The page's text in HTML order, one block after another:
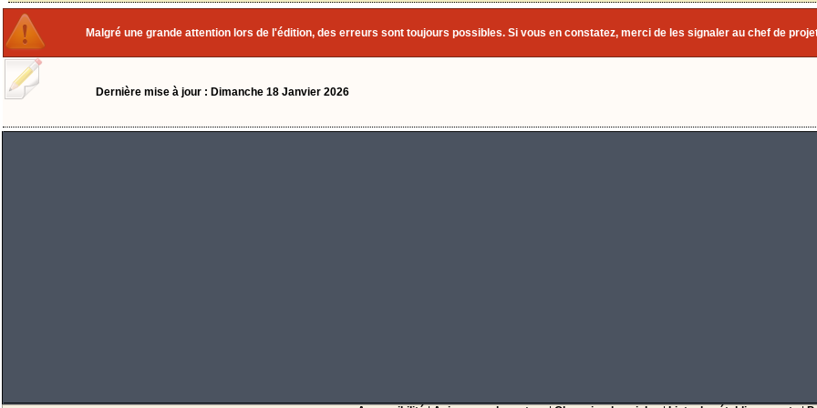
Malgré une grande attention lors de l'édition, des erreurs sont toujours possibles. Si vous en constatez, merci de les signaler au chef de
Dernière mise à jour : Dimanche 18 Janvier 2026